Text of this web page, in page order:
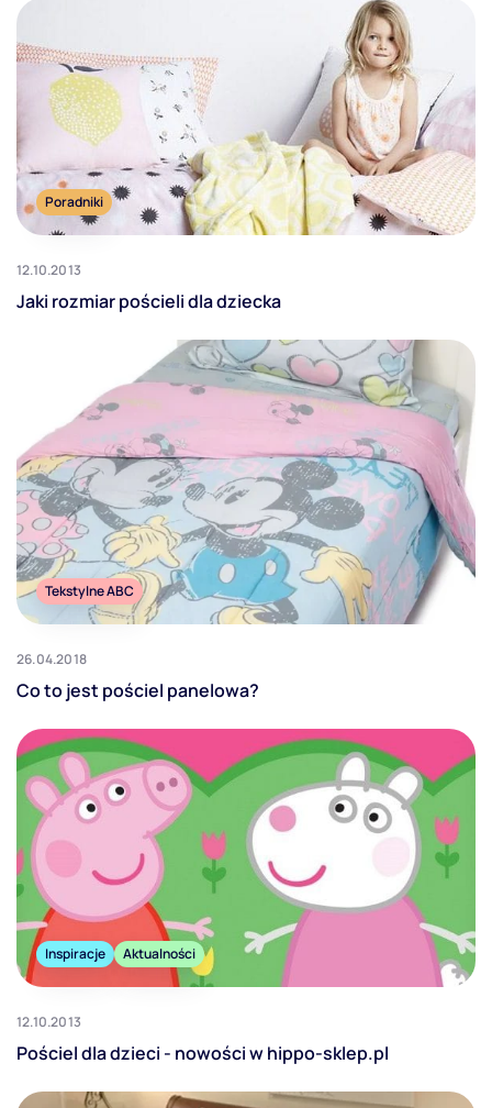
Poradniki
12.10.2013
Jaki rozmiar pościeli dla dziecka
Tekstylne ABC
26.04.2018
Co to jest pościel panelowa?
Inspiracje Aktualności
12.10.2013
Pościel dla dzieci - nowości w hippo-sklep.pl